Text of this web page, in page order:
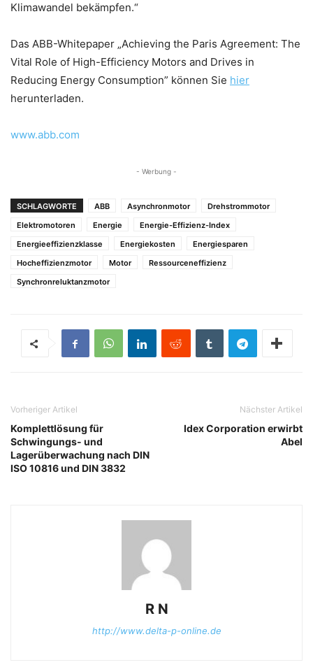
Klimawandel bekämpfen.“
Das ABB-Whitepaper „Achieving the Paris Agreement: The
Vital Role of High-Efficiency Motors and Drives in
Reducing Energy Consumption” können Sie hier
herunterladen.
www.abb.com
- Werbung -
SCHLAGWORTE ABB Asynchronmotor
Drehstrommotor
Elektromotoren
Energie
Energie-Effizienz-Index
Energieeffizienzklasse
Energiekosten
Energiesparen
Hocheffizienzmotor
Motor
Ressourceneffizienz
Synchronreluktanzmotor
Vorheriger Artikel
Komplettlösung für
Schwingungs- und
Lagerüberwachung nach DIN
ISO 10816 und DIN 3832
Nächster Artikel
Idex Corporation erwirbt
Abel
R N
http://www.delta-p-online.de